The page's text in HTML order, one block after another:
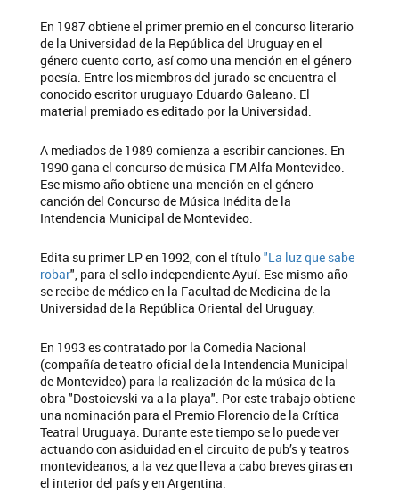
En 1987 obtiene el primer premio en el concurso literario
de la Universidad de la República del Uruguay en el
género cuento corto, así como una mención en el género
poesía. Entre los miembros del jurado se encuentra el
conocido escritor uruguayo Eduardo Galeano. El
material premiado es editado por la Universidad.
A mediados de 1989 comienza a escribir canciones. En
1990 gana el concurso de música FM Alfa Montevideo.
Ese mismo año obtiene una mención en el género
canción del Concurso de Música Inédita de la
Intendencia Municipal de Montevideo.
Edita su primer LP en 1992, con el título"La luz que sabe
robar", para el sello independiente Ayuí. Ese mismo año
se recibe de médico en la Facultad de Medicina de la
Universidad de la República Oriental del Uruguay.
En 1993 es contratado por la Comedia Nacional
(compañía de teatro oficial de la Intendencia Municipal
de Montevideo) para la realización de la música de la
obra "Dostoievski va a la playa". Por este trabajo obtiene
una nominación para el Premio Florencio de la Crítica
Teatral Uruguaya. Durante este tiempo se lo puede ver
actuando con asiduidad en el circuito de pub’s y teatros
montevideanos, a la vez que lleva a cabo breves giras en
el interior del país y en Argentina.